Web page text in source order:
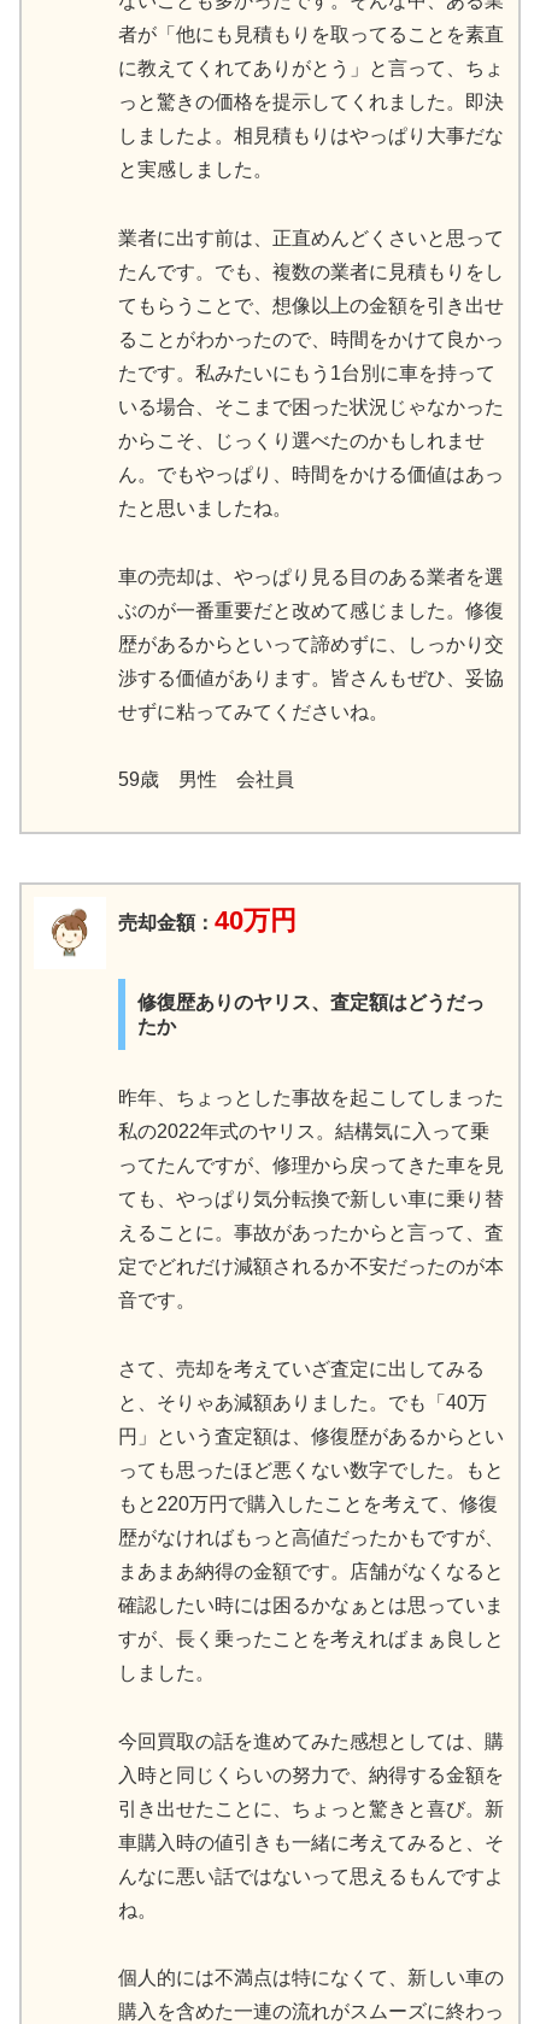
者が「他にも見積もりを取ってることを素直
に教えてくれてありがとう」と言って、ちょ
っと驚きの価格を提示してくれました。即決
しましたよ。相見積もりはやっぱり大事だな
と実感しました。
業者に出す前は、正直めんどくさいと思って
たんです。でも、複数の業者に見積もりをし
てもらうことで、想像以上の金額を引き出せ
ることがわかったので、時間をかけて良かっ
たです。私みたいにもう1台別に車を持って
いる場合、そこまで困った状況じゃなかった
からこそ、じっくり選べたのかもしれませ
ん。でもやっぱり、時間をかける価値はあっ
たと思いましたね。
車の売却は、やっぱり見る目のある業者を選
ぶのが一番重要だと改めて感じました。修復
歴があるからといって諦めずに、しっかり交
渉する価値があります。皆さんもぜひ、妥協
せずに粘ってみてくださいね。
59歳 男性 会社員
売却金額： 40万円
修復歴ありのヤリス、査定額はどうだっ
たか
昨年、ちょっとした事故を起こしてしまった
私の2022年式のヤリス。結構気に入って乗
ってたんですが、修理から戻ってきた車を見
ても、やっぱり気分転換で新しい車に乗り替
えることに。事故があったからと言って、査
定でどれだけ減額されるか不安だったのが本
音です。
さて、売却を考えていざ査定に出してみる
と、そりゃあ減額ありました。でも「40万
円」という査定額は、修復歴があるからとい
っても思ったほど悪くない数字でした。もと
もと220万円で購入したことを考えて、修復
歴がなければもっと高値だったかもですが、
まあまあ納得の金額です。店舗がなくなると
確認したい時には困るかなぁとは思っていま
すが、長く乗ったことを考えればまぁ良しと
しました。
今回買取の話を進めてみた感想としては、購
入時と同じくらいの努力で、納得する金額を
引き出せたことに、ちょっと驚きと喜び。新
車購入時の値引きも一緒に考えてみると、そ
んなに悪い話ではないって思えるもんですよ
ね。
個人的には不満点は特になくて、新しい車の
購入を含めた一連の流れがスムーズに終わっ